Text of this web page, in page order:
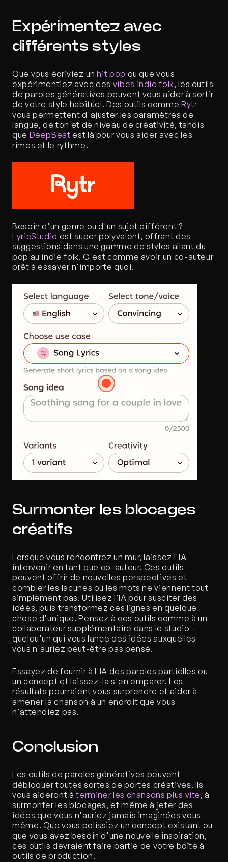
Expérimentez avec
différents styles
Que vous écriviez un hit pop ou que vous
expérimentiez avec des vibes indie folk, les outils
de paroles génératives peuvent vous aider à sortir
de votre style habituel. Des outils comme Rytr
vous permettent d'ajuster les paramètres de
langue, de ton et de niveau de créativité, tandis
que DeepBeat est là pour vous aider avec les
rimes et le rythme.
LyricStudio est super polyvalent, offrant des
suggestions dans une gamme de styles allant du
pop au indie folk. C'est comme avoir un co-auteur
prêt à essayer n'importe quoi.
Surmonter les blocages
créatifs
Lorsque vous rencontrez un mur, laissez l'IA
intervenir en tant que co-auteur. Ces outils
peuvent offrir de nouvelles perspectives et
combler les lacunes où les mots ne viennent tout
simplement pas. Utilisez l'IA pour susciter des
idées, puis transformez ces lignes en quelque
chose d'unique. Pensez à ces outils comme à un
collaborateur supplémentaire dans le studio –
quelqu'un qui vous lance des idées auxquelles
vous n'auriez peut-être pas pensé.
Essayez de fournir à l'IA des paroles partielles ou
un concept et laissez-la s'en emparer. Les
résultats pourraient vous surprendre et aider à
amener la chanson à un endroit que vous
n'attendiez pas.
Conclusion
Les outils de paroles génératives peuvent
débloquer toutes sortes de portes créatives. Ils
vous aideront à terminer les chansons plus vite, à
surmonter les blocages, et même à jeter des
idées que vous n'auriez jamais imaginées vous-
même. Que vous polissiez un concept existant ou
que vous ayez besoin d'une nouvelle inspiration,
ces outils devraient faire partie de votre boîte à
outils de production.